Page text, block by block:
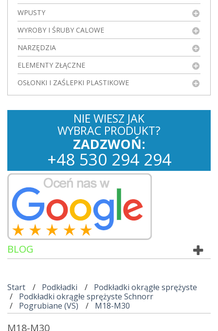
WPUSTY
WYROBY I ŚRUBY CALOWE
NARZĘDZIA
ELEMENTY ZŁĄCZNE
OSŁONKI I ZAŚLEPKI PLASTIKOWE
NIE WIESZ JAK
WYBRAC PRODUKT?
ZADZWOŃ:
+48 530 294 294
BLOG
Start Podkładki
Podkładki okrągłe sprężyste
Podkładki okrągłe sprężyste Schnorr
Pogrubiane (VS)
M18-M30
M18-M30